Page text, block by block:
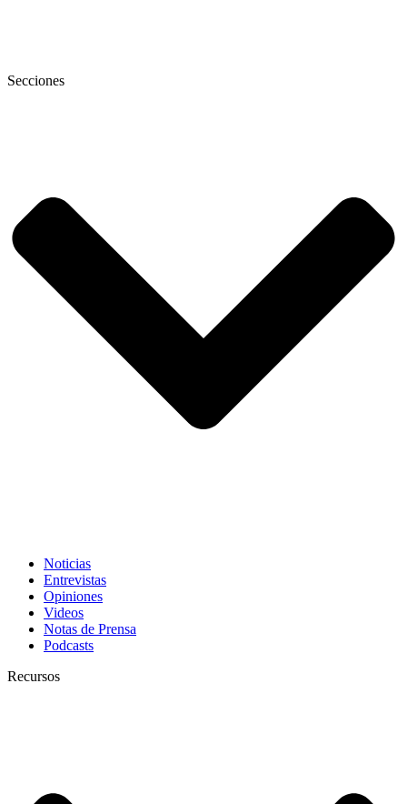
Secciones
Noticias
Entrevistas
Opiniones
Videos
Notas de Prensa
Podcasts
Recursos